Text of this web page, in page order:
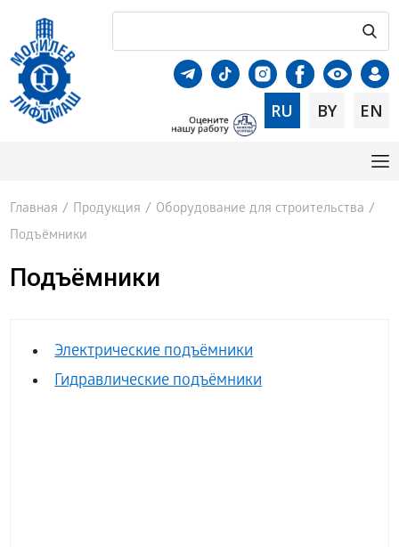
RU BY EN
Главная / Продукция / Оборудование для строительства /
Подъёмники
Подъёмники
Электрические подъёмники
Гидравлические подъёмники